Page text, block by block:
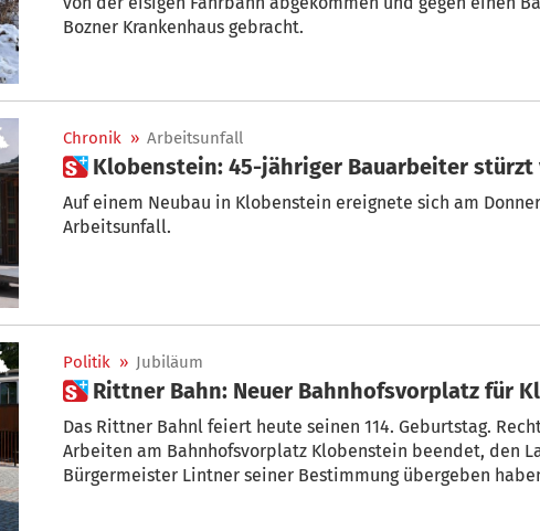
Bozner Krankenhaus gebracht.
Chronik » Arbeitsunfall
 Klobenstein: 45-jähriger Bauarbeiter
Auf einem Neubau in Klobenstein ereignete sich am
Arbeitsunfall.
Politik » Jubiläum
 Rittner Bahn: Neuer Bahnhofsvorplatz für
Das Rittner Bahnl feiert heute seinen 114. Geburtstag.
Arbeiten am Bahnhofsvorplatz Klobenstein beendet, den
Bürgermeister Lintner seiner Bestimmung übergeben